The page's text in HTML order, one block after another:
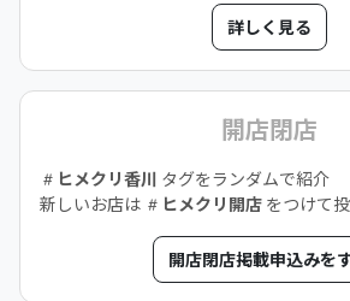
詳しく見る
開店閉店
ヒメクリ香川 タグをランダムで紹介
新しいお店は
ヒメクリ開店 をつけて
開店閉店掲載申込みを